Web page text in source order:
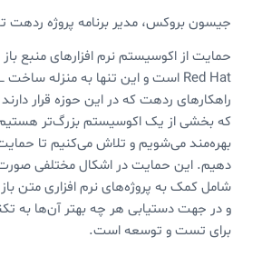
جیسون بروکس، مدیر برنامه پروژه
حمایت از اکوسیستم نرم افزارهای منبع
راهکارهای ردهت که در این حوزه قرار
که بخشی از یک اکوسیستم بزرگ‌تر هستیم
بهره‌مند می‌شویم و تلاش می‌کنیم تا
دهیم. این حمایت در اشکال مختلفی صورت
شامل کمک به پروژه‌های نرم افزاری متن
و در جهت دستیابی هر چه بهتر آن‌ها به
برای تست و توسعه است.